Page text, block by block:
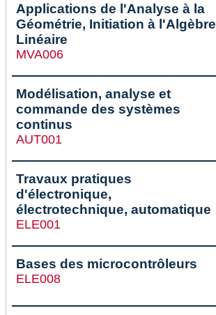
Applications de l'Analyse à la
Géométrie, Initiation à l'Algèbre
Linéaire
MVA006
Modélisation, analyse et
commande des systèmes
continus
AUT001
Travaux pratiques
d'électronique,
électrotechnique, automatique
ELE001
Bases des microcontrôleurs
ELE008